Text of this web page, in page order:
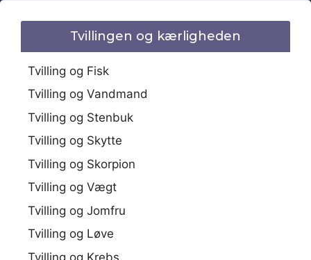
Tvillingen og kærligheden
Tvilling og Fisk
Tvilling og Vandmand
Tvilling og Stenbuk
Tvilling og Skytte
Tvilling og Skorpion
Tvilling og Vægt
Tvilling og Jomfru
Tvilling og Løve
Tvilling og Krebs